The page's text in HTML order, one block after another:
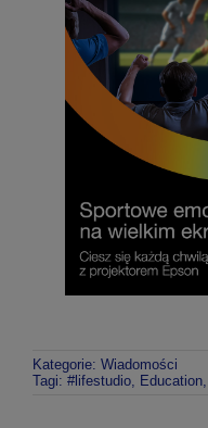
Kategorie: Wiadomości
Tagi: #lifestudio, Education,